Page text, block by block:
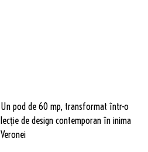
Un pod de 60 mp, transformat într-o
lecție de design contemporan în inima
Veronei